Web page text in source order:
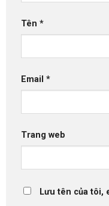
Tên *
Email *
Trang web
Lưu tên của tôi,